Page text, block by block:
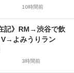
10時間前
記》RM→渋谷で飲
よみうりラン
3時間前